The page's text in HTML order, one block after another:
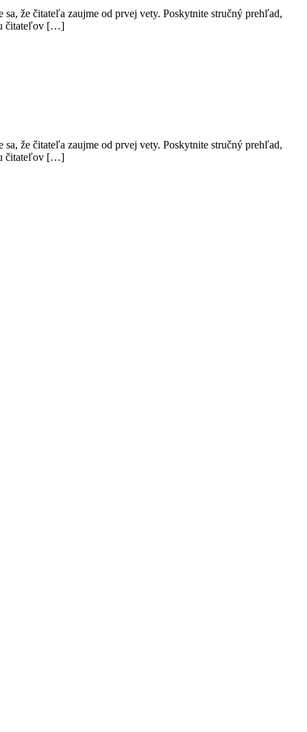
že čitateľa zaujme od prvej vety. Poskytnite stručný prehľad,
čitateľov […]
že čitateľa zaujme od prvej vety. Poskytnite stručný prehľad,
čitateľov […]